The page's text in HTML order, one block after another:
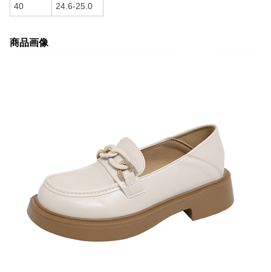
40 24.6-25.0
商品画像